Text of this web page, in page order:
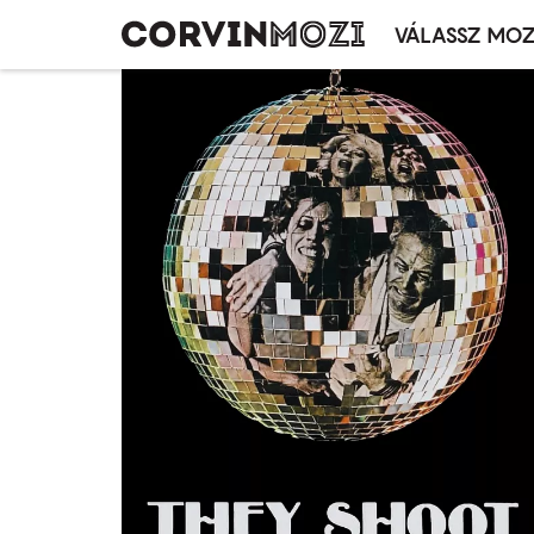
menü
VÁLASSZ